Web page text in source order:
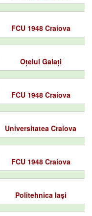
FCU 1948 Craiova
Oțelul Galați
FCU 1948 Craiova
Universitatea Craiova
FCU 1948 Craiova
Politehnica Iaşi